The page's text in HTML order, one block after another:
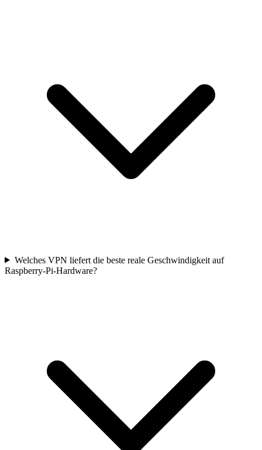
Welches VPN liefert die beste reale Geschwindigkeit auf
Raspberry-Pi-Hardware?